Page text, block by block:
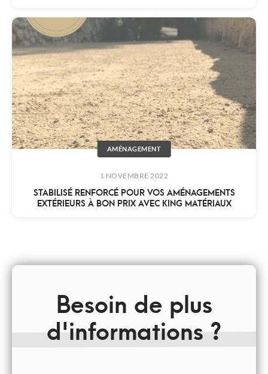
AMÉNAGEMENT
1 NOVEMBRE 2022
STABILISÉ RENFORCÉ POUR VOS AMÉNAGEMENTS
EXTÉRIEURS À BON PRIX AVEC KING MATÉRIAUX
Besoin de plus
d'informations ?